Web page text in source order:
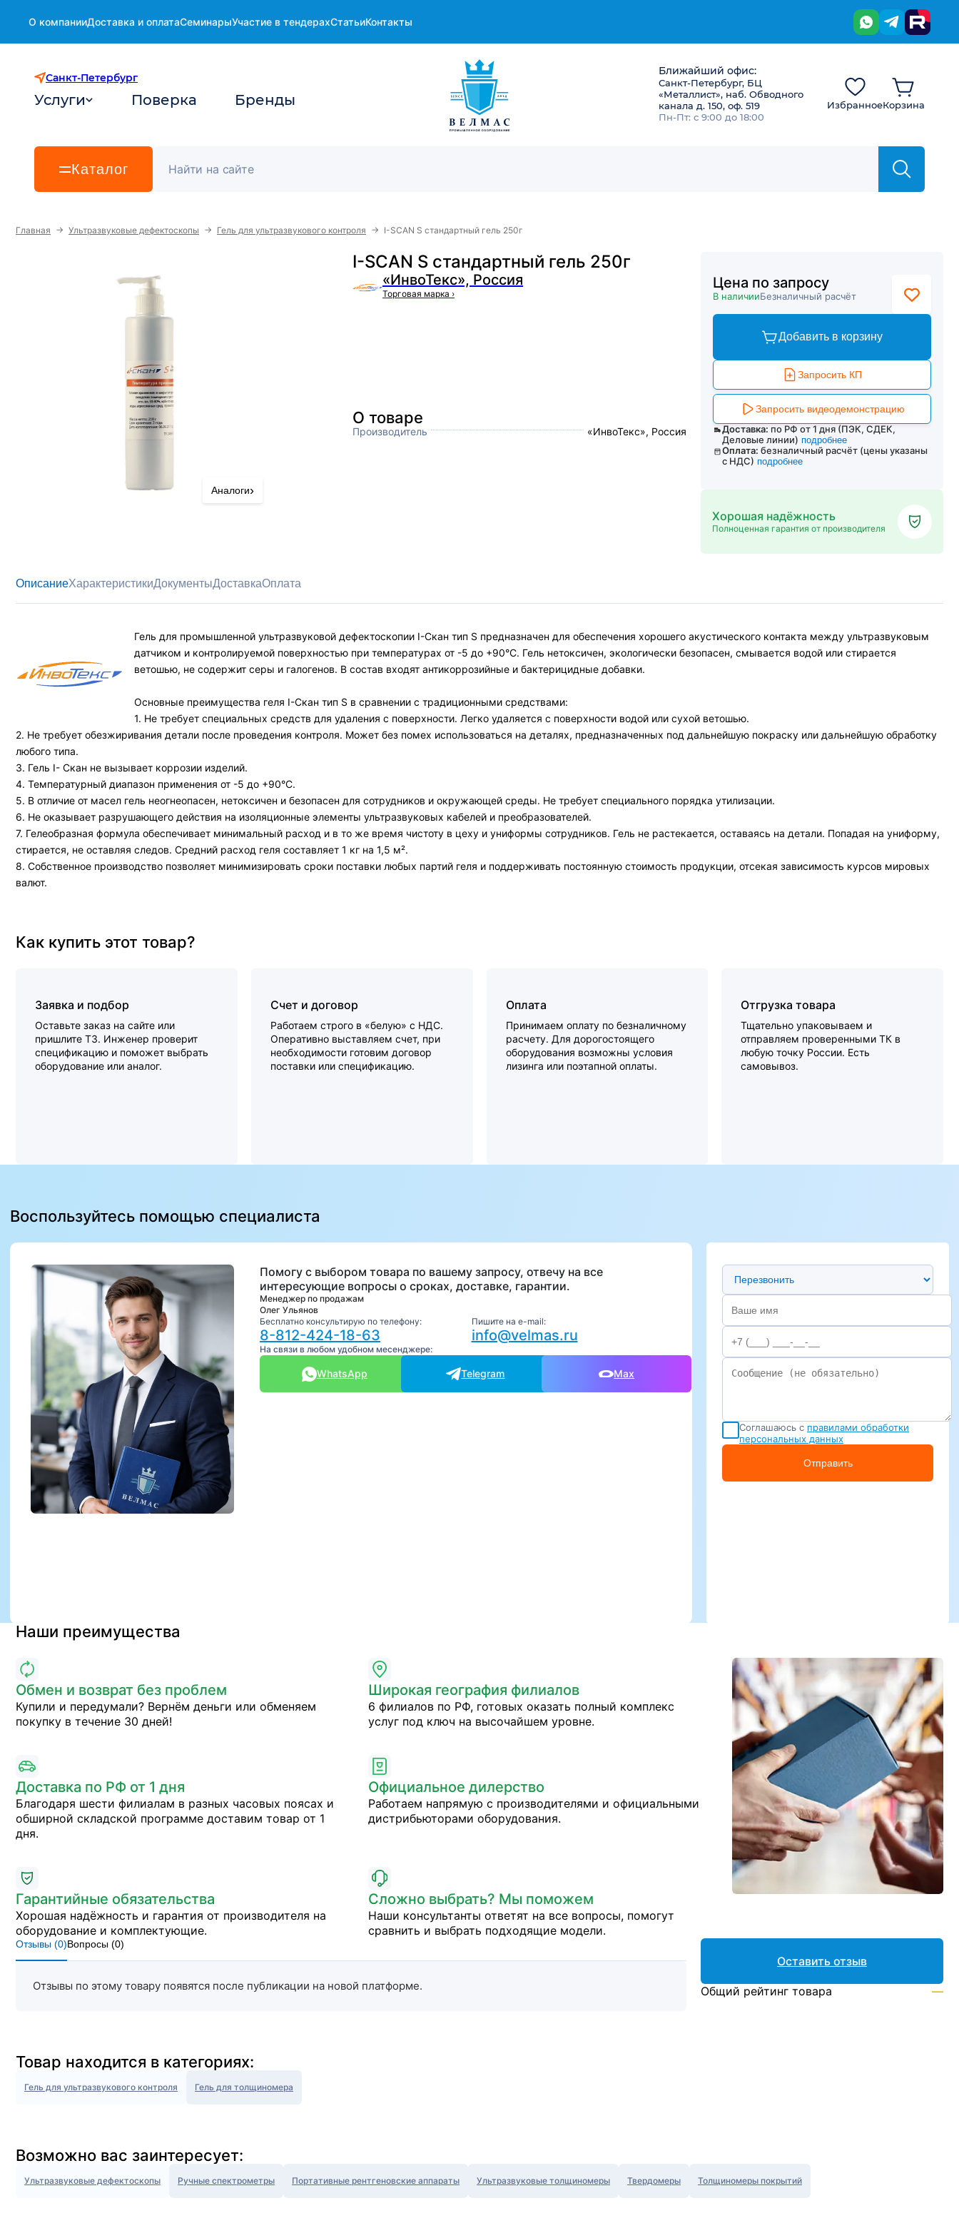
О компанииДоставка и оплатаСеминарыУчастие в тендерахСтатьиКонтакты
Санкт-Петербург
Услуги Поверка Бренды
Ближайший офис:
Санкт-Петербург, БЦ
«Металлист», наб. Обводного
канала д. 150, оф. 519
Пн-Пт: с 9:00 до 18:00
ИзбранноеКорзина
Каталог
Главная → Ультразвуковые дефектоскопы → Гель для ультразвукового контроля → I-SCAN S стандартный гель 250г
I-SCAN S стандартный гель 250г
«ИнвоТекс», Россия
Торговая марка ›
Аналоги›
О товаре
Производитель «ИнвоТекс», Россия
Цена по запросу
В наличииБезналичный расчёт
Добавить в корзину
Запросить КП
Запросить видеодемонстрацию
Доставка: по РФ от 1 дня (ПЭК, СДЕК,
Деловые линии) подробнее
Оплата: безналичный расчёт (цены указаны
с НДС) подробнее
Хорошая надёжность
Полноценная гарантия от производителя
ОписаниеХарактеристикиДокументыДоставкаОплата
Гель для промышленной ультразвуковой дефектоскопии I-Скан тип S предназначен для обеспечения хорошего акустического контакта между ультразвуковым
датчиком и контролируемой поверхностью при температурах от -5 до +90°С. Гель нетоксичен, экологически безопасен, смывается водой или стирается
ветошью, не содержит серы и галогенов. В состав входят антикоррозийные и бактерицидные добавки.
Основные преимущества геля I-Скан тип S в сравнении с традиционными средствами:
1. Не требует специальных средств для удаления с поверхности. Легко удаляется с поверхности водой или сухой ветошью.
2. Не требует обезжиривания детали после проведения контроля. Может без помех использоваться на деталях, предназначенных под дальнейшую покраску или дальнейшую обработку
любого типа.
3. Гель I- Скан не вызывает коррозии изделий.
4. Температурный диапазон применения от -5 до +90°С.
5. В отличие от масел гель неогнеопасен, нетоксичен и безопасен для сотрудников и окружающей среды. Не требует специального порядка утилизации.
6. Не оказывает разрушающего действия на изоляционные элементы ультразвуковых кабелей и преобразователей.
7. Гелеобразная формула обеспечивает минимальный расход и в то же время чистоту в цеху и униформы сотрудников. Гель не растекается, оставаясь на детали. Попадая на униформу,
стирается, не оставляя следов. Средний расход геля составляет 1 кг на 1,5 м².
8. Собственное производство позволяет минимизировать сроки поставки любых партий геля и поддерживать постоянную стоимость продукции, отсекая зависимость курсов мировых
валют.
Как купить этот товар?
Заявка и подбор
Оставьте заказ на сайте или
пришлите ТЗ. Инженер проверит
спецификацию и поможет выбрать
оборудование или аналог.
Счет и договор
Работаем строго в «белую» с НДС.
Оперативно выставляем счет, при
необходимости готовим договор
поставки или спецификацию.
Оплата
Принимаем оплату по безналичному
расчету. Для дорогостоящего
оборудования возможны условия
лизинга или поэтапной оплаты.
Отгрузка товара
Тщательно упаковываем и
отправляем проверенными ТК в
любую точку России. Есть
самовывоз.
Воспользуйтесь помощью специалиста
Помогу с выбором товара по вашему запросу, отвечу на все
интересующие вопросы о сроках, доставке, гарантии.
Менеджер по продажам
Олег Ульянов
Бесплатно консультирую по телефону:
8-812-424-18-63
Пишите на e-mail:
info@velmas.ru
На связи в любом удобном месенджере:
WhatsApp Telegram Max
Предпочтительный способ связи
Соглашаюсь с правилами обработки
персональных данных
Отправить
Наши преимущества
Обмен и возврат без проблем
Купили и передумали? Вернём деньги или обменяем
покупку в течение 30 дней!
Широкая география филиалов
6 филиалов по РФ, готовых оказать полный комплекс
услуг под ключ на высочайшем уровне.
Доставка по РФ от 1 дня
Благодаря шести филиалам в разных часовых поясах и
обширной складской программе доставим товар от 1
дня.
Официальное дилерство
Работаем напрямую с производителями и официальными
дистрибьюторами оборудования.
Гарантийные обязательства
Хорошая надёжность и гарантия от производителя на
оборудование и комплектующие.
Сложно выбрать? Мы поможем
Наши консультанты ответят на все вопросы, помогут
сравнить и выбрать подходящие модели.
Отзывы (0)Вопросы (0)
Отзывы по этому товару появятся после публикации на новой платформе.
Оставить отзыв
Общий рейтинг товара —
Товар находится в категориях:
Гель для ультразвукового контроля Гель для толщиномера
Возможно вас заинтересует:
Ультразвуковые дефектоскопы Ручные спектрометры Портативные рентгеновские аппараты Ультразвуковые толщиномеры Твердомеры Толщиномеры покрытий